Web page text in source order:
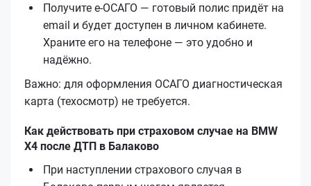
Получите е‑ОСАГО — готовый полис придёт на
email и будет доступен в личном кабинете.
Храните его на телефоне — это удобно и
надёжно.
Важно: для оформления ОСАГО диагностическая
карта (техосмотр) не требуется.
Как действовать при страховом случае на BMW
X4 после ДТП в Балаково
При наступлении страхового случая в